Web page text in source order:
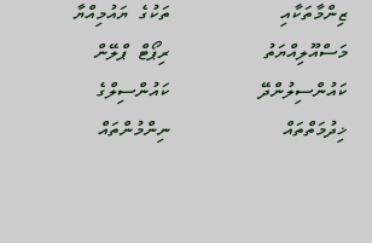
ތަކުގެ ޔައުމިއްޔާ
ރިޕޯޓް ޕްލޭން
ކައުންސިލްގެ
ނިންމުންތައް
ޒިންމާތަކާއި
މަސްއޫލިއްޔަތު
ކައުންސިލުންދޭ
ޚިދުމަތްތައް